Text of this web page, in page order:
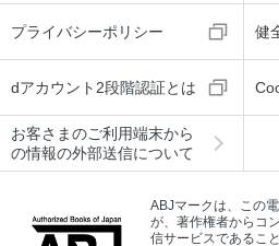
プライバシーポリシー 健
dアカウント2段階認証とは
お客さまのご利用端末から
の情報の外部送信について
ABJマークは、この
が、著作権者からコ
信サービスであるこ